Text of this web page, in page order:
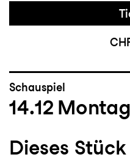
Schauspiel
14.12 Montag
Dieses